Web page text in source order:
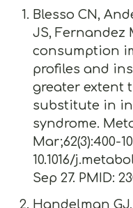
Blesso CN,
JS, Fernandez
consumption
profiles and
greater extent
substitute in
syndrome.
Mar;62(3):400-
10.1016/
Sep 27. PMID:
Handelman